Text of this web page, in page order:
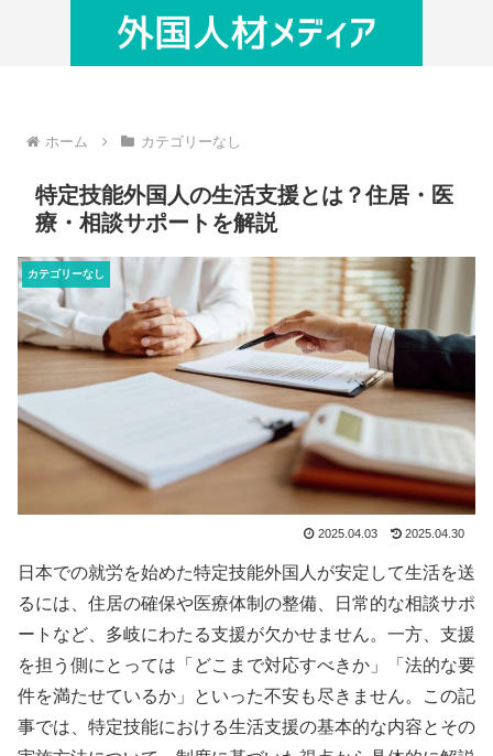
ホーム カテゴリーなし
特定技能外国人の生活支援とは？住居・医
療・相談サポートを解説
カテゴリーなし
2025.04.03 2025.04.30
日本での就労を始めた特定技能外国人が安定して生活を送
るには、住居の確保や医療体制の整備、日常的な相談サポ
ートなど、多岐にわたる支援が欠かせません。一方、支援
を担う側にとっては「どこまで対応すべきか」「法的な要
件を満たせているか」といった不安も尽きません。この記
事では、特定技能における生活支援の基本的な内容とその